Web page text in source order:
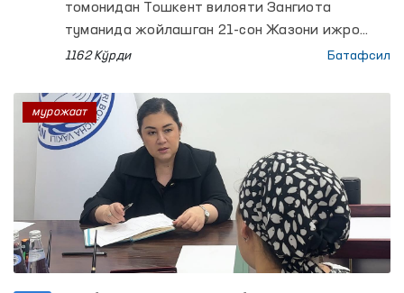
томонидан Тошкент вилояти Зангиота
туманида жойлашган 21-сон Жазони ижро
этиш колониясида мониторинг ташрифи
1162 Кўрди Батафсил
мурожаат